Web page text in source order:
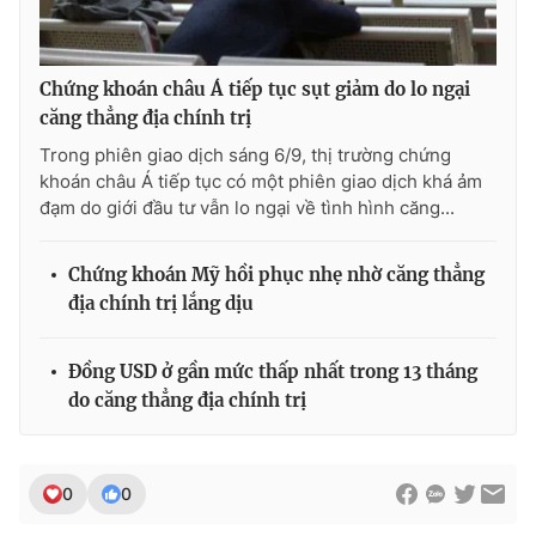
THỜI BÁO VTV
Cơ quan chủ quản:Đài Truyền hình Việt Nam
Giấy phép hoạt động báo in và báo điện tử số 483/GP-BTTTT
cấp ngày 29/12/2023
Nguyễn Trọng Ninh
Chứng khoán châu Á tiếp tục sụt giảm do lo ngại
căng thẳng địa chính trị
Trong phiên giao dịch sáng 6/9, thị trường chứng
khoán châu Á tiếp tục có một phiên giao dịch khá ảm
đạm do giới đầu tư vẫn lo ngại về tình hình căng...
Chứng khoán Mỹ hồi phục nhẹ nhờ căng thẳng
địa chính trị lắng dịu
Đồng USD ở gần mức thấp nhất trong 13 tháng
do căng thẳng địa chính trị
0 0